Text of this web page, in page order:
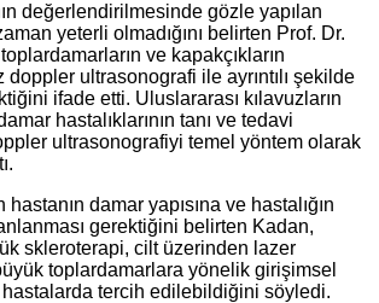
değerlendirilmesinde gözle yapılan
yeterli olmadığını belirten Prof. Dr.
ve kapakçıkların
ultrasonografi ile ayrıntılı şekilde
ifade etti. Uluslararası kılavuzların
hastalıklarının tanı ve tedavi
ultrasonografiyi temel yöntem olarak
damar yapısına ve hastalığın
gerektiğini belirten Kadan,
skleroterapi, cilt üzerinden lazer
toplardamarlara yönelik girişimsel
tercih edilebildiğini söyledi.